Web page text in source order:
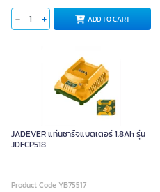
ADD TO CART
JADEVER แท่นชาร์จแบตเตอรี่ 1.8Ah รุ่น
JDFCP518
Product Code YB75517